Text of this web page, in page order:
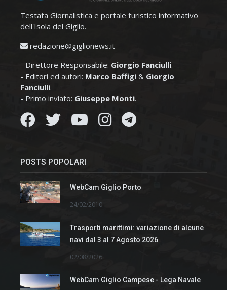
Testata Giornalistica e portale turistico informativo
dell'Isola del Giglio.
redazione@giglionews.it
- Direttore Responsabile: Giorgio Fanciulli.
- Editori ed autori: Marco Baffigi & Giorgio
Fanciulli.
- Primo inviato: Giuseppe Monti.
POSTS POPOLARI
WebCam Giglio Porto
24/02/2010
Trasporti marittimi: variazione di alcune
navi dal 3 al 7 Agosto 2026
02/08/2026
WebCam Giglio Campese - Lega Navale